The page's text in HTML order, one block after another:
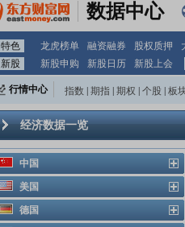
数据中心
特色 龙虎榜单 融资融券 股权质押
新股
新股申购 新股日历 新股上会
行情中心 指数 期指 期权 个股 板
经济数据一览
中国
美国
德国